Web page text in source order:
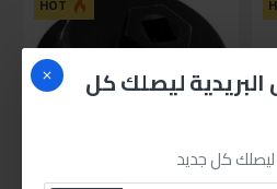
ليصلك كل
ليصلك كل جديد